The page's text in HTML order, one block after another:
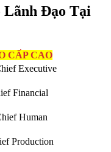
Lãnh Đạo Tại
CẤP CAO
Executive
Financial
Human
Production